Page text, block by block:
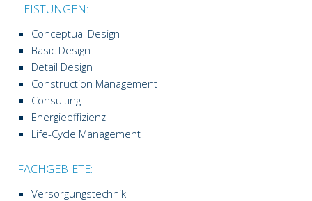
LEISTUNGEN:
Conceptual Design
Basic Design
Detail Design
Construction Management
Consulting
Energieeffizienz
Life-Cycle Management
FACHGEBIETE:
Versorgungstechnik